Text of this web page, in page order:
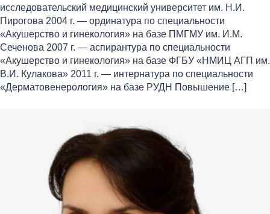
исследовательский медицинский университет им. Н.И.
Пирогова 2004 г. — ординатура по специальности
«Акушерство и гинекология» на базе ПМГМУ им. И.М.
Сеченова 2007 г. — аспирантура по специальности
«Акушерство и гинекология» на базе ФГБУ «НМИЦ АГП им.
В.И. Кулакова» 2011 г. — интернатура по специальности
«Дерматовенерология» на базе РУДН Повышение […]